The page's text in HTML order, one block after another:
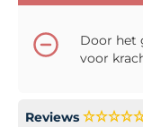
Door het
voor
Reviews